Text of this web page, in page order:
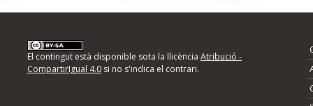
d'errors
següents i descriviu quina és la millora que
El contingut està disponible sota la llicència Atribució -
CompartirIgual 4.0si no s'indica el contrari.